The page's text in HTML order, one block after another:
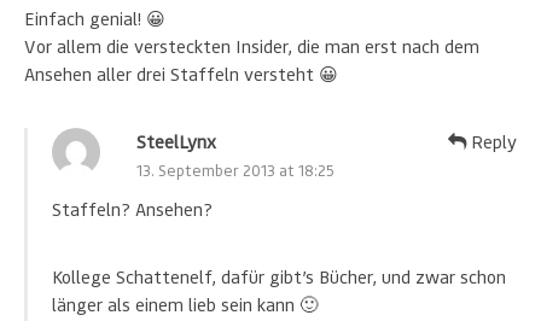
Einfach genial! 😀
Vor allem die versteckten Insider, die man erst nach dem
Ansehen aller drei Staffeln versteht 😀
SteelLynx
13. September 2013 at 18:25
Staffeln? Ansehen?
Kollege Schattenelf, dafür gibt’s Bücher, und zwar schon
länger als einem lieb sein kann 🙂
Reply